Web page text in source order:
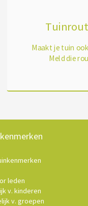
Maakt je tuin
Meld die
leden
v. kinderen
v. groepen